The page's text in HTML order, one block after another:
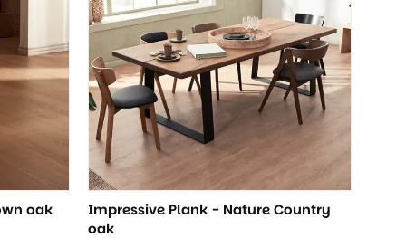
oak
Impressive Plank - Nature Country
oak